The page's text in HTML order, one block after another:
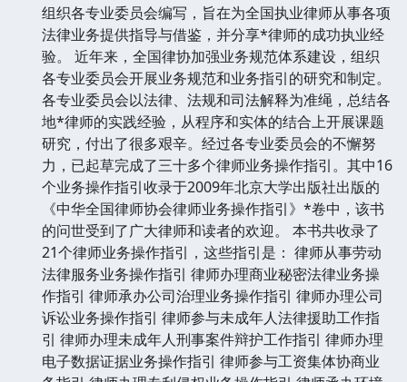
组织各专业委员会编写，旨在为全国执业律师从事各项
法律业务提供指导与借鉴，并分享*律师的成功执业经
验。 近年来，全国律协加强业务规范体系建设，组织
各专业委员会开展业务规范和业务指引的研究和制定。
各专业委员会以法律、法规和司法解释为准绳，总结各
地*律师的实践经验，从程序和实体的结合上开展课题
研究，付出了很多艰辛。经过各专业委员会的不懈努
力，已起草完成了三十多个律师业务操作指引。其中16
个业务操作指引收录于2009年北京大学出版社出版的
《中华全国律师协会律师业务操作指引》*卷中，该书
的问世受到了广大律师和读者的欢迎。 本书共收录了
21个律师业务操作指引，这些指引是： 律师从事劳动
法律服务业务操作指引 律师办理商业秘密法律业务操
作指引 律师承办公司治理业务操作指引 律师办理公司
诉讼业务操作指引 律师参与未成年人法律援助工作指
引 律师办理未成年人刑事案件辩护工作指引 律师办理
电子数据证据业务操作指引 律师参与工资集体协商业